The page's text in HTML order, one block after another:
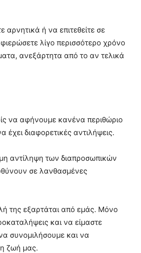
ή να επιτεθείτε σε
λίγο περισσότερο χρόνο
ανεξάρτητα από το αν τελικά
να αφήνουμε κανένα περιθώριο
διαφορετικές αντιλήψεις.
αντίληψη των διαπροσωπικών
σε λανθασμένες
της εξαρτάται από εμάς. Μόνο
και να είμαστε
συνομιλήσουμε και να
ζωή μας.